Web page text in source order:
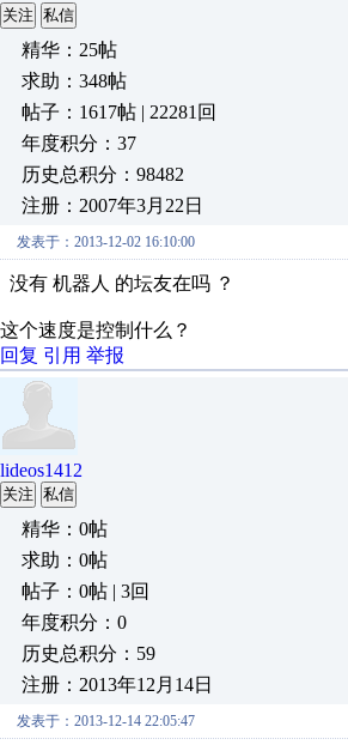
关注 私信
精华：25帖
求助：348帖
帖子：1617帖 | 22281回
年度积分：37
历史总积分：98482
注册：2007年3月22日
发表于：2013-12-02 16:10:00
没有 机器人 的坛友在吗 ？
这个速度是控制什么？
回复 引用 举报
lideos1412
关注 私信
精华：0帖
求助：0帖
帖子：0帖 | 3回
年度积分：0
历史总积分：59
注册：2013年12月14日
发表于：2013-12-14 22:05:47